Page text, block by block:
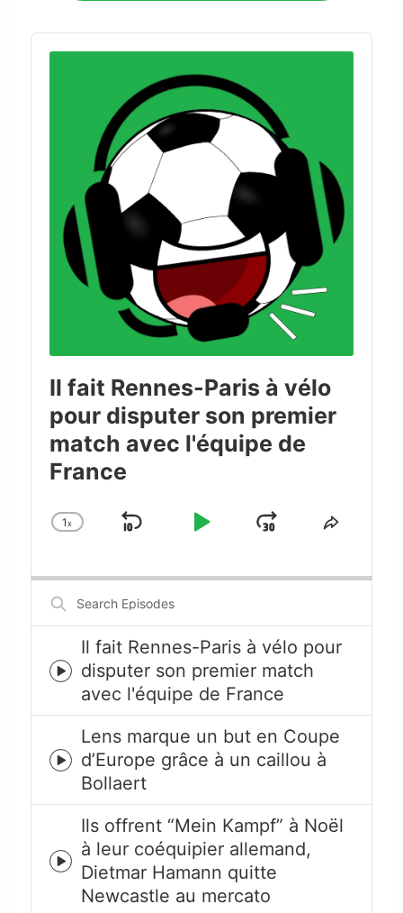
Audio
Player
Il fait Rennes-Paris à vélo
pour disputer son premier
match avec l'équipe de
France
Change
1x
Skip
Play
JumpShare
Search
Episodes
Episode
play
icon
Il fait Rennes-Paris à vélo pour
disputer son premier match
avec l'équipe de France
Episode
play
icon
Lens marque un but en Coupe
d’Europe grâce à un caillou à
Bollaert
Episode
play
icon
Ils offrent “Mein Kampf” à Noël
à leur coéquipier allemand,
Dietmar Hamann quitte
Newcastle au mercato